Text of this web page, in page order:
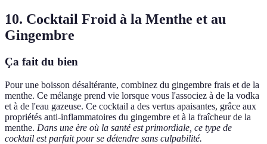
10. Cocktail Froid à la Menthe et au
Gingembre
Ça fait du bien
Pour une boisson désaltérante, combinez du gingembre frais et de la
menthe. Ce mélange prend vie lorsque vous l'associez à de la vodka
et à de l'eau gazeuse. Ce cocktail a des vertus apaisantes, grâce aux
propriétés anti-inflammatoires du gingembre et à la fraîcheur de la
menthe. Dans une ère où la santé est primordiale, ce type de
cocktail est parfait pour se détendre sans culpabilité.